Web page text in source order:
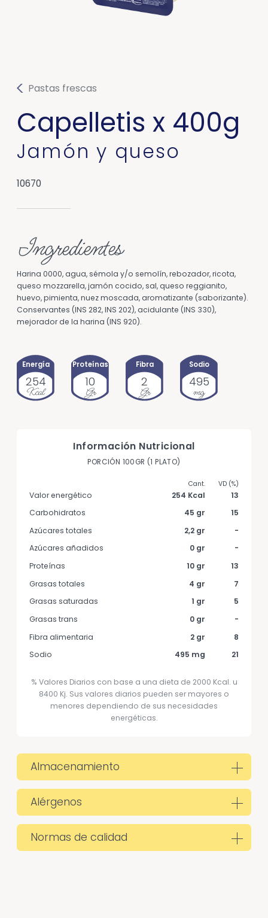
Pastas frescas
Capelletis x 400g
Jamón y queso
10670
Ingredientes
Harina 0000, agua, sémola y/o semolín, rebozador, ricota,
queso mozzarella, jamón cocido, sal, queso reggianito,
huevo, pimienta, nuez moscada, aromatizante (saborizante).
Conservantes (INS 282, INS 202), acidulante (INS 330),
mejorador de la harina (INS 920).
Energía
254
Kcal
Proteínas
10
Gr
Fibra
2
Gr
Sodio
495
mg
Información Nutricional
PORCIÓN 100GR (1 PLATO)
Valor energético 13
254 Kcal
Carbohidratos
15
45 gr
Azúcares totales
-
2,2 gr
Azúcares añadidos
-
0 gr
Proteínas
13
10 gr
Grasas totales
7
4 gr
Grasas saturadas
5
1 gr
Grasas trans
-
0 gr
Fibra alimentaria
8
2 gr
Sodio
21
495 mg
% Valores Diarios con base a una dieta de 2000 Kcal. u
8400 Kj. Sus valores diarios pueden ser mayores o
menores dependiendo de sus necesidades
energéticas.
Almacenamiento
Alérgenos
Normas de calidad